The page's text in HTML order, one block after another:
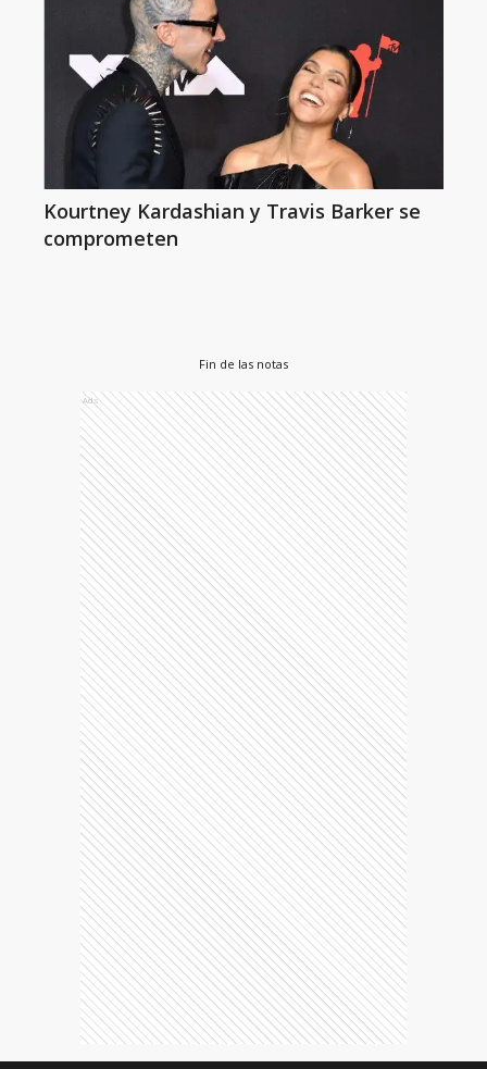
Kourtney Kardashian y Travis Barker se
comprometen
Fin de las notas
Ads